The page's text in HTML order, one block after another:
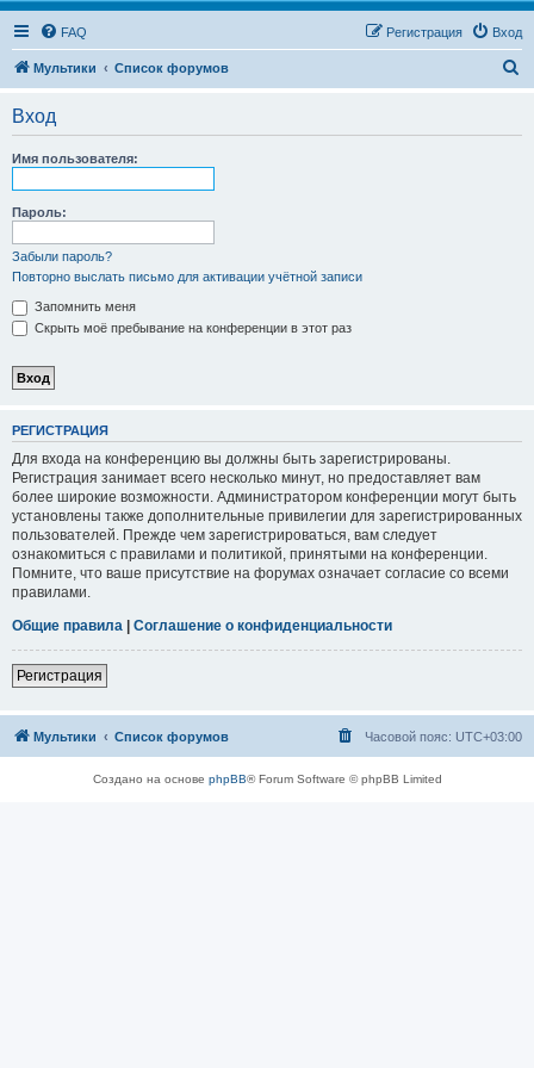
FAQ Вход
Регистрация
Мультики Список форумов
Вход
Имя пользователя:
Пароль:
Забыли пароль?
Повторно выслать письмо для активации учётной записи
Запомнить меня
Скрыть моё пребывание на конференции в этот раз
РЕГИСТРАЦИЯ
Для входа на конференцию вы должны быть зарегистрированы.
Регистрация занимает всего несколько минут, но предоставляет вам
более широкие возможности. Администратором конференции могут быть
установлены также дополнительные привилегии для зарегистрированных
пользователей. Прежде чем зарегистрироваться, вам следует
ознакомиться с правилами и политикой, принятыми на конференции.
Помните, что ваше присутствие на форумах означает согласие со всеми
правилами.
Общие правила | Соглашение о конфиденциальности
Регистрация
Мультики Список форумов Часовой пояс: UTC+03:00
Создано на основе phpBB® Forum Software © phpBB Limited